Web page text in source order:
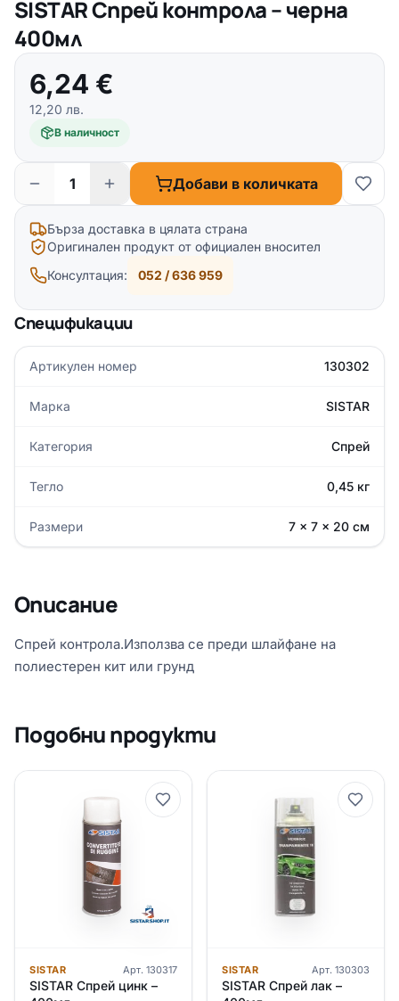
SISTAR Спрей контрола – черна
400мл
6,24 €
12,20 лв.
В наличност
Добави в количката
Бърза доставка в цялата страна
Оригинален продукт от официален вносител
Консултация:
052 / 636 959
Спецификации
Артикулен номер 130302
Марка SISTAR
Категория Спрей
Тегло 0,45 кг
Размери 7 × 7 × 20 см
Описание
Спрей контрола.Използва се преди шлайфане на
полиестерен кит или грунд
Подобни продукти
SISTAR Арт. 130317
SISTAR Спрей цинк –
SISTAR Арт. 130303
SISTAR Спрей лак –